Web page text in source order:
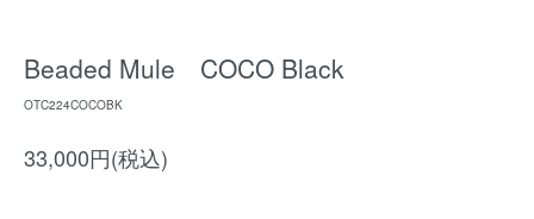
Beaded Mule COCO Black
OTC224COCOBK
33,000円(税込)